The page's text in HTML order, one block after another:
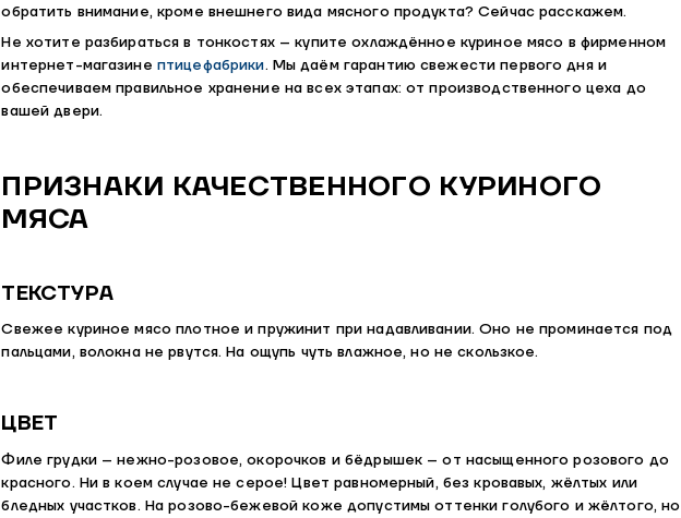
обратить внимание, кроме внешнего вида мясного продукта? Сейчас расскажем.
Не хотите разбираться в тонкостях – купите охлаждённое куриное мясо в фирменном
интернет-магазине птицефабрики. Мы даём гарантию свежести первого дня и
обеспечиваем правильное хранение на всех этапах: от производственного цеха до
вашей двери.
ПРИЗНАКИ КАЧЕСТВЕННОГО КУРИНОГО
МЯСА
ТЕКСТУРА
Свежее куриное мясо плотное и пружинит при надавливании. Оно не проминается под
пальцами, волокна не рвутся. На ощупь чуть влажное, но не скользкое.
ЦВЕТ
Филе грудки – нежно-розовое, окорочков и бёдрышек – от насыщенного розового до
красного. Ни в коем случае не серое! Цвет равномерный, без кровавых, жёлтых или
бледных участков. На розово-бежевой коже допустимы оттенки голубого и жёлтого, но